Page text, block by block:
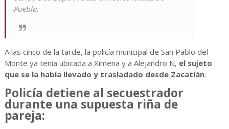
Puebla.
A las cinco de la tarde, la policía municipal de San Pablo del
Monte ya tenía ubicada a Ximena y a Alejandro N, el sujeto
que se la había llevado y trasladado desde Zacatlán.
Policía detiene al secuestrador
durante una supuesta riña de
pareja: